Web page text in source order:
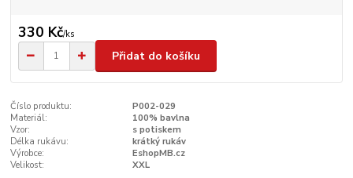
330 Kč/ks
Přidat do košíku
Číslo produktu:
P002-029
Materiál:
100% bavlna
Vzor:
s potiskem
Délka rukávu:
krátký rukáv
Výrobce:
EshopMB.cz
Velikost:
XXL